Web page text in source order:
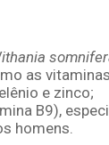
as vitaminas
e zinco;
B9),
homens.